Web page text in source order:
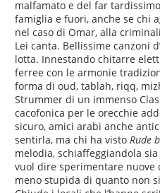
malfamato e del far
famiglia e fuori, anche se chi
nel caso di Omar, alla
Lei canta. Bellissime canzoni
lotta. Innestando chitarre
ferree con le armonie
forma di oud, tablah, riqq,
Strummer di un immenso
cacofonica per le orecchie
sicuro, amici arabi anche
sentirla, ma chi ha vistoRude
melodia, schiaffeggiandola
vuol dire sperimentare nuove
meno stupida di quanto non